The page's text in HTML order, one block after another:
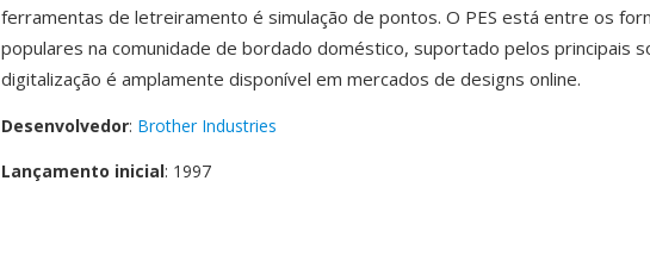
ferramentas de letreiramento é simulação de pontos. O PES está entre os
populares na comunidade de bordado doméstico, suportado pelos principais
digitalização é amplamente disponível em mercados de designs online.
Desenvolvedor: Brother Industries
Lançamento inicial: 1997